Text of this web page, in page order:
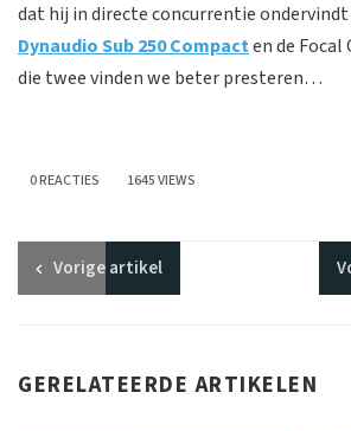
dat hij in directe concurrentie ondervindt
Dynaudio Sub 250 Compacten de Focal
die twee vinden we beter presteren…
0 REACTIES 1645 VIEWS
Vorigeartikel
GERELATEERDE ARTIKELEN